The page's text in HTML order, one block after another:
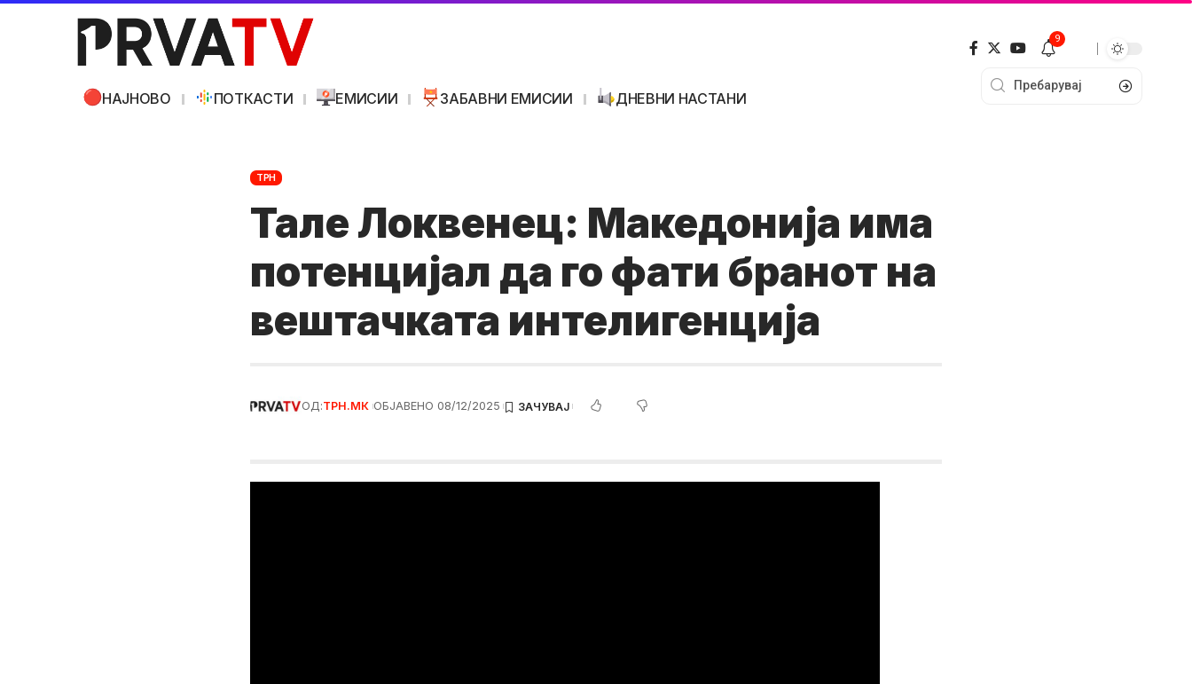
НАЈНОВО ПОТКАСТИ ЕМИСИИ ЗАБАВНИ ЕМИСИИ ДНЕВНИ НАСТАНИ
9
ТРН
Taле Локвенец: Македонија има
потенцијал да го фати бранот на
вештачката интелигенција
ОД:ТРН.МК ОБЈАВЕНО 08/12/2025